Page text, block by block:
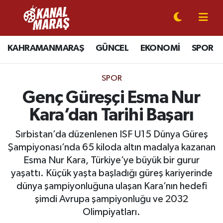
KAHRAMANMARAŞ GÜNCEL EKONOMİ SPOR
SPOR
Genç Güreşçi Esma Nur
Kara’dan Tarihi Başarı
Sırbistan’da düzenlenen ISF U15 Dünya Güreş
Şampiyonası’nda 65 kiloda altın madalya kazanan
Esma Nur Kara, Türkiye’ye büyük bir gurur
yaşattı. Küçük yaşta başladığı güreş kariyerinde
dünya şampiyonluğuna ulaşan Kara’nın hedefi
şimdi Avrupa şampiyonluğu ve 2032
Olimpiyatları.
CANLI YAYIN
KAHRAMANMARAŞ
SPOR
SİYASET
EKONOMİ
GÜNDEM
Kahramanmaraş Nöbetçi Eczaneler
Kahramanmaraş Hava Durumu
Kahramanmaraş Namaz Vakitleri
Kahramanmaraş Trafik Yoğunluk Haritası
Süper Lig Puan Durumu ve Fikstür
Tüm Manşetler
Son Dakika Haberleri